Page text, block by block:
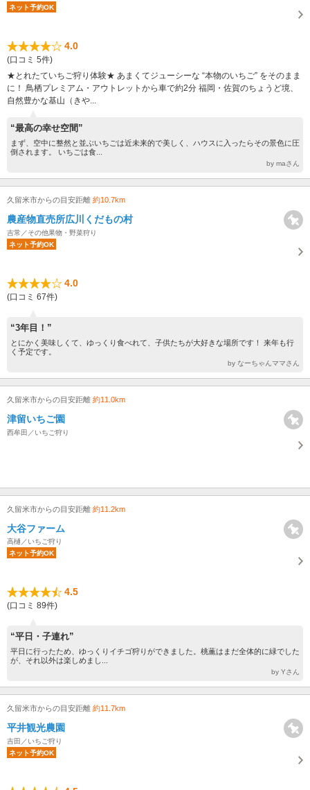
ネット予約OK
4.0
(口コミ 5件)
★とれたていちご狩り体験★ あまくてジューシーな “本物のいちご” をそのまま
に！ 鳥栖プレミアム・アウトレットから車で約2分 福岡・佐賀のちょうど境、
自然豊かな基山（きや...
“最高の幸せ空間”
まず、空中に整然と並ぶいちごは近未来的で美しく、ハウスに入ったらその景色に圧
倒されます。 いちごは食...
by maさん
久留米市からの目安距離 約10.7km
農産物直売所広川くだもの村
吉常／その他果物・野菜狩り
ネット予約OK
4.0
(口コミ 67件)
“3年目！”
とにかく美味しくて、ゆっくり食べれて、子供たちが大好きな場所です！ 来年も行
く予定です。
by なーちゃんママさん
久留米市からの目安距離 約11.0km
津留いちご園
西牟田／いちご狩り
久留米市からの目安距離 約11.2km
大谷ファーム
高樋／いちご狩り
ネット予約OK
4.5
(口コミ 89件)
“平日・子連れ”
平日に行ったため、ゆっくりイチゴ狩りができました。桃薫はまだ全体的に緑でした
が、それ以外は楽しめまし...
by Yさん
久留米市からの目安距離 約11.7km
平井観光農園
吉田／いちご狩り
ネット予約OK